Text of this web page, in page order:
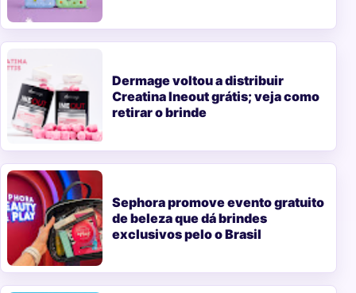
Dermage voltou a distribuir
Creatina Ineout grátis; veja como
retirar o brinde
Sephora promove evento gratuito
de beleza que dá brindes
exclusivos pelo o Brasil